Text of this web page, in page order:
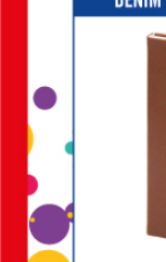
KARTVİZİTLİKLER
KİBRİTLER
KIRTASİYE
KÜP